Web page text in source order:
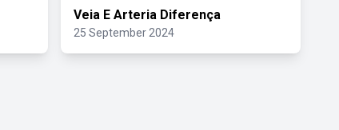
Veia E Arteria Diferença
25 September 2024